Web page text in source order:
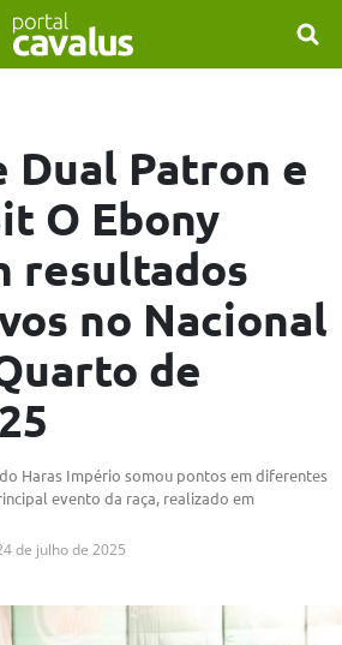
Dual Patron e
O Ebony
resultados
no Nacional
de
Haras Império somou pontos em diferentes
evento da raça, realizado em
de julho de 2025